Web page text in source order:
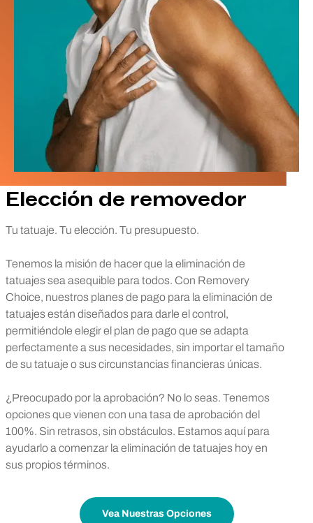
Elección de removedor
Tu tatuaje. Tu elección. Tu presupuesto.
Tenemos la misión de hacer que la eliminación de
tatuajes sea asequible para todos. Con Removery
Choice, nuestros planes de pago para la eliminación de
tatuajes están diseñados para darle el control,
permitiéndole elegir el plan de pago que se adapta
perfectamente a sus necesidades, sin importar el tamaño
de su tatuaje o sus circunstancias financieras únicas.
¿Preocupado por la aprobación? No lo seas. Tenemos
opciones que vienen con una tasa de aprobación del
100%. Sin retrasos, sin obstáculos. Estamos aquí para
ayudarlo a comenzar la eliminación de tatuajes hoy en
sus propios términos.
Vea Nuestras Opciones